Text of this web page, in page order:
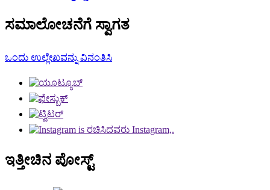
ಸಮಾಲೋಚನೆಗೆ ಸ್ವಾಗತ
ಒಂದು ಉಲ್ಲೇಖವನ್ನು ವಿನಂತಿಸಿ
ಇತ್ತೀಚಿನ ಪೋಸ್ಟ್